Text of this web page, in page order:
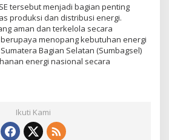
tersebut menjadi bagian penting
produksi dan distribusi energi.
aman dan terkelola secara
menopang kebutuhan energi
Bagian Selatan (Sumbagsel)
energi nasional secara
Ikuti Kami